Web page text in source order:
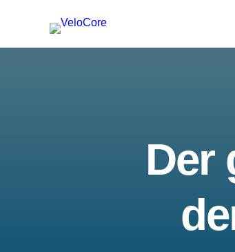
Der